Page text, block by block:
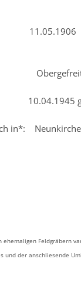
er
in*:
Feldgräbern
und der anschliesende